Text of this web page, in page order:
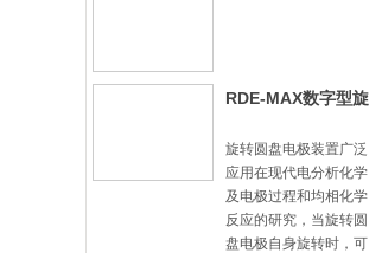
RDE-MAX数字型旋
旋转圆盘电极装置广泛
应用在现代电分析化学
及电极过程和均相化学
反应的研究，当旋转圆
盘电极自身旋转时，可